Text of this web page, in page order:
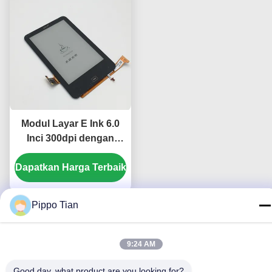
Modul Layar E Ink 6.0
Inci 300dpi dengan
Panel Sentuh PCAP
untuk Pembaca Ebook
Tolino HD
Dapatkan Harga Terbaik
Pippo Tian
9:24 AM